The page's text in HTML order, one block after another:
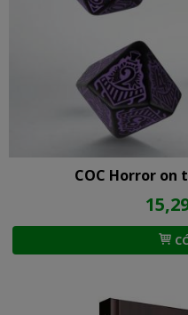
COC Horror on